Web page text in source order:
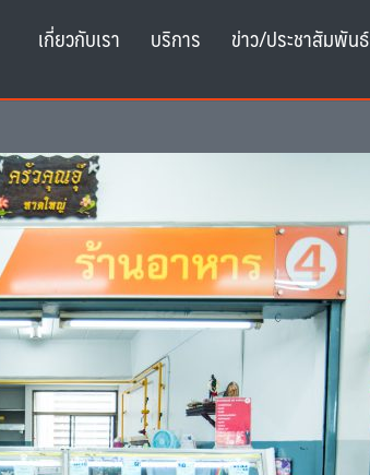
เกี่ยวกับเรา บริการ ข่าว/ประชาสัมพันธ์